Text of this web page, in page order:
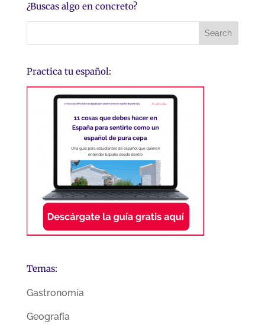
¿Buscas algo en concreto?
Practica tu español:
Temas:
Gastronomía
Geografía